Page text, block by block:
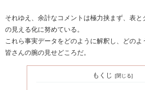
それゆえ、余計なコメントは極力挟まず、表
の見える化に努めている。
これら事実データをどのように解釈し、どの
皆さんの腕の見せどころだ。
もくじ